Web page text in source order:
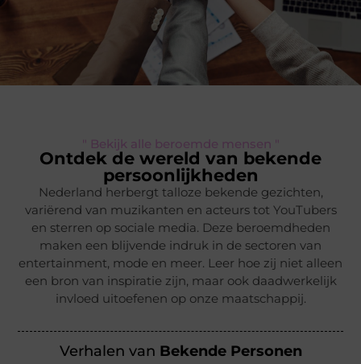
" Bekijk alle beroemde mensen "
Ontdek de wereld van bekende
persoonlijkheden
Nederland herbergt talloze bekende gezichten,
variërend van muzikanten en acteurs tot YouTubers
en sterren op sociale media. Deze beroemdheden
maken een blijvende indruk in de sectoren van
entertainment, mode en meer. Leer hoe zij niet alleen
een bron van inspiratie zijn, maar ook daadwerkelijk
invloed uitoefenen op onze maatschappij.
Verhalen van Bekende Personen